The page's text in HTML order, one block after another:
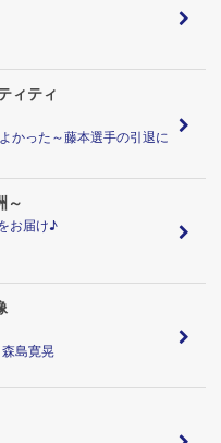
ィティ
かった～藤本選手の引退に
～
お届け♪
島寛晃